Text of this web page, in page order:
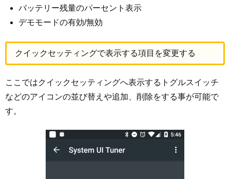
バッテリー残量のパーセント表示
デモモードの有効/無効
クイックセッティングで表示する項目を変更する
ここではクイックセッティングへ表示するトグルスイッチ
などのアイコンの並び替えや追加、削除をする事が可能で
す。